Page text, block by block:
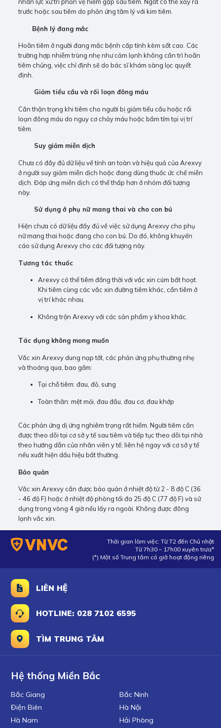
nhân lực xử trí phản vệ hiếm gặp sau tiêm. Ngất có thể xảy ra
trước hoặc sau tiêm do phản ứng tâm lý với kim tiêm.
Bệnh lý đang mắc
Hoãn tiêm ở người đang mắc bệnh cấp tính kèm sốt cao. Các
trường hợp nhiễm trùng nhẹ như cảm lạnh không cần trì hoãn
tiêm chủng, việc chỉ định sẽ do bác sĩ khám sàng lọc quyết
định.
Giảm tiểu cầu và rối loạn đông máu
Cần thận trọng khi tiêm cho người bị giảm tiểu cầu hoặc rối
loạn đông máu do nguy cơ chảy máu hoặc bầm tím tại vị trí
tiêm.
Suy giảm miễn dịch
Chưa có đầy đủ dữ liệu về tính an toàn và hiệu quả của Arexvy
ở người suy giảm miễn dịch hoặc đang dùng thuốc ức chế miễn
dịch. Đáp ứng miễn dịch có thể thấp hơn ở nhóm đối tượng
này.
Sử dụng ở phụ nữ mang thai và cho con bú
Hiện chưa có dữ liệu đầy đủ về việc sử dụng Arexvy cho phụ
nữ mang thai hoặc đang cho con bú. Do đó, không khuyến
cáo sử dụng Arexvy cho các đối tượng này.
Tương tác thuốc
Arexvy có thể tiêm đồng thời với vắc xin cúm bất hoạt.
Khi tiêm cùng các vắc xin đường tiêm khác, cần tiêm ở
vị trí khác nhau.
Không trộn Arexvy với các sản phẩm y khoa khác.
Tác dụng không mong muốn
Vắc xin Arexvy dung nạp tốt, các phản ứng phụ thường nhẹ
và thoáng qua, bao gồm:
Tại chỗ tiêm: đau, đỏ, sưng
Toàn thân: mệt mỏi, đau đầu, đau cơ, đau khớp
Các phản ứng dị ứng nghiêm trọng rất hiếm. Người tiêm cần
được theo dõi tại cơ sở y tế sau tiêm và tiếp tục theo dõi tại nhà
theo hướng dẫn của nhân viên y tế; liên hệ ngay với cơ sở y tế
nếu xuất hiện dấu hiệu bất thường.
Bảo quản
Vắc xin Arexvy cần được bảo quản ở nhiệt độ từ 2 - 8 độ C (36
- 46 độ F) hoặc ở nhiệt độ phòng tối đa 25 độ C (77 độ F) và sử
dụng trong vòng 4 giờ nếu lấy ra ngoài. Không được đông
lạnh vắc xin.
Thời gian làm việc: Từ T2 đến Chủ nhật
Từ 7h30 – 17h00 xuyên trưa*
(*) Một số Trung tâm có giờ hoạt động riêng
LIÊN HỆ
HOTLINE: 028 7102 6595
TÌM TRUNG TÂM
Hệ thống Miền Bắc
Bắc Giang
Điện Biên
Hà Nam
Bắc Ninh
Hà Nội
Hải Phòng